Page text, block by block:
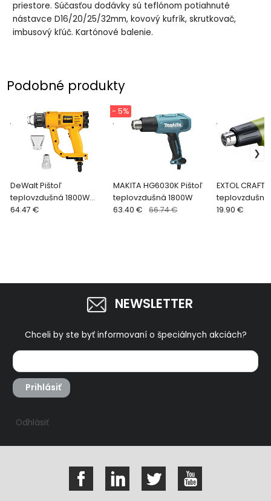
priestore. Súčasťou dodávky sú teflónom potiahnuté
nástavce D16/20/25/32mm, kovový kufrík, skrutkovač,
imbusový kľúč. Kartónové balenie.
Podobné produkty
DeWalt Pištoľ
teplovzdušná 1800W
D26411
.
64.47 €
MAKITA HG6030K Pištoľ
teplovzdušná 1800W
.
- 5%
63.40 € 66.74 €
EXTOL CRAFT
teplovzdušná
411023
.
19.90 €
NEWSLETTER
Chceli by ste byť informovaní o špeciálnych akciách?
Prihlásiť
Odhlásiť